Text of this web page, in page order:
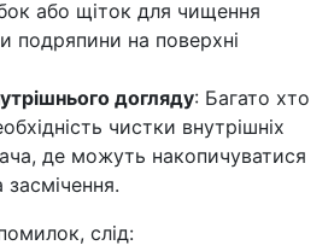
або щіток для чищення
подряпини на поверхні
догляду: Багато хто
чистки внутрішніх
де можуть накопичуватися
засмічення.
слід: